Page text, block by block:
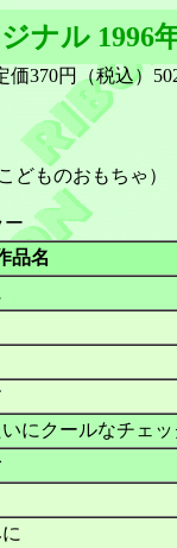
ナル 1996
370円（税込）
どものおもちゃ）
ー
品名
にクールなチェッ